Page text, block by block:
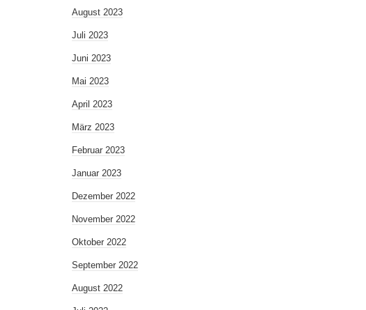
August 2023
Juli 2023
Juni 2023
Mai 2023
April 2023
März 2023
Februar 2023
Januar 2023
Dezember 2022
November 2022
Oktober 2022
September 2022
August 2022